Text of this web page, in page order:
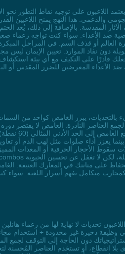
والدعمي. هذا النهج يمنح اللاعبين
المقدسة. بالإضافة إلى ذلك، يُعد
ضد الأعداء. سواء كنت تواجه زعماء
العالم أو قذف السم. في المراحل
دون نفاد الموارد. تعيين الإيمان
قادرًا على التكيف مع أي بيئة
ضد الأعداء المعرضين للضرر المقدس أو
لجمع العناصر النادرة. الغامض لا يقتصر
بينما يعزز أداء صلوات مثل لهب الدم أو
سقوط الأحجار الحرفية أو المعدات
على متانتك في المعارك العنيفة.
كمحارب متكامل يفهم أسرار اللعبة.
وظيفة ذخيرة غير محدودة + استخدام
دون الحاجة إلى التوقف لجمع
بلا انقطاع، أو تستخدم العناصر